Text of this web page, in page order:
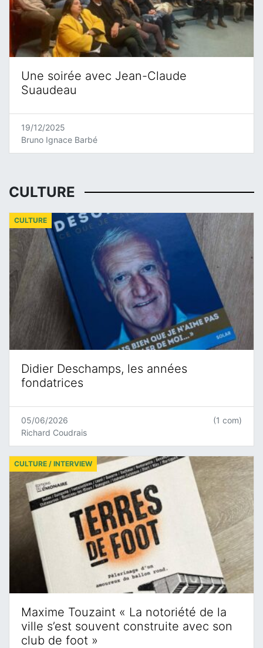
Une soirée avec Jean-Claude
Suaudeau
19/12/2025
Bruno Ignace Barbé
CULTURE
Didier Deschamps, les années
fondatrices
CULTURE
05/06/2026
Richard Coudrais
(1 com)
Maxime Touzaint « La notoriété de la
ville s’est souvent construite avec son
club de foot »
CULTURE / INTERVIEW